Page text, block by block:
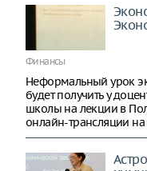
Финансы
Неформальный урок
будет получить у
школы на лекции в
онлайн-трансляции